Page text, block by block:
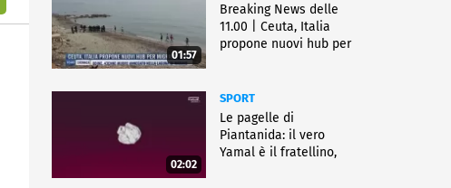
01:57
Breaking News delle
11.00 | Ceuta, Italia
propone nuovi hub per
02:02
SPORT
Le pagelle di
Piantanida: il vero
Yamal è il fratellino,